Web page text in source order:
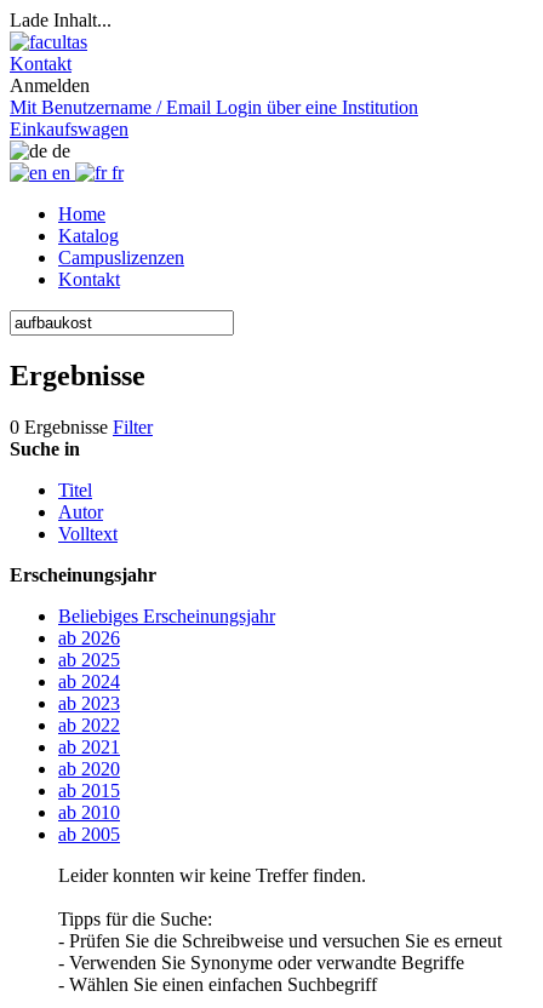
Lade Inhalt...
Kontakt
Anmelden
Mit Benutzername / Email Login über eine Institution
Einkaufswagen
de
en
fr
Home
Katalog
Campuslizenzen
Kontakt
Ergebnisse
0 Ergebnisse Filter
Suche in
Titel
Autor
Volltext
Erscheinungsjahr
Beliebiges Erscheinungsjahr
ab 2026
ab 2025
ab 2024
ab 2023
ab 2022
ab 2021
ab 2020
ab 2015
ab 2010
ab 2005
Leider konnten wir keine Treffer finden.
Tipps für die Suche:
- Prüfen Sie die Schreibweise und versuchen Sie es erneut
- Verwenden Sie Synonyme oder verwandte Begriffe
- Wählen Sie einen einfachen Suchbegriff